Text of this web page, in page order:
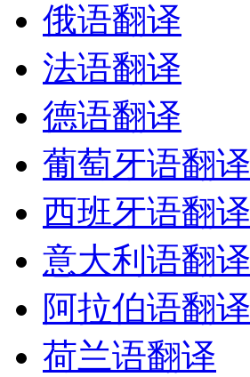
俄语翻译
法语翻译
德语翻译
葡萄牙语翻译
西班牙语翻译
意大利语翻译
阿拉伯语翻译
荷兰语翻译